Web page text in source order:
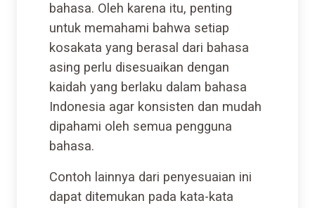
bahasa. Oleh karena itu, penting
untuk memahami bahwa setiap
kosakata yang berasal dari bahasa
asing perlu disesuaikan dengan
kaidah yang berlaku dalam bahasa
Indonesia agar konsisten dan mudah
dipahami oleh semua pengguna
bahasa.
Contoh lainnya dari penyesuaian ini
dapat ditemukan pada kata-kata